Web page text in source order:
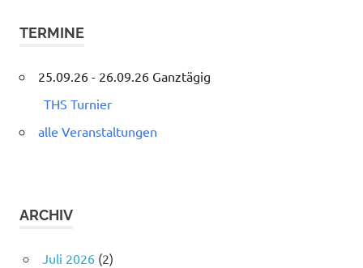
TERMINE
25.09.26 - 26.09.26 Ganztägig
THS Turnier
alle Veranstaltungen
ARCHIV
Juli 2026(2)